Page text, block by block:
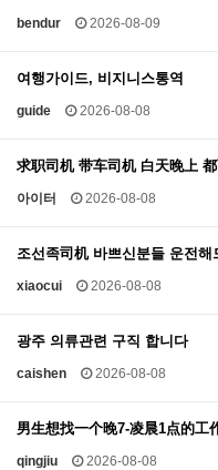
bendur 2026-08-09
여행가이드, 비지니스통역
guide 2026-08-08
求职司机 带车司机 白天晚上
아이터 2026-08-08
조선족司机 바쁘신분들 운전해
xiaocui 2026-08-08
광주 의류관련 구직 합니다
caishen 2026-08-08
男生想找一个晚7-凌晨1点的工
qingjiu 2026-08-08